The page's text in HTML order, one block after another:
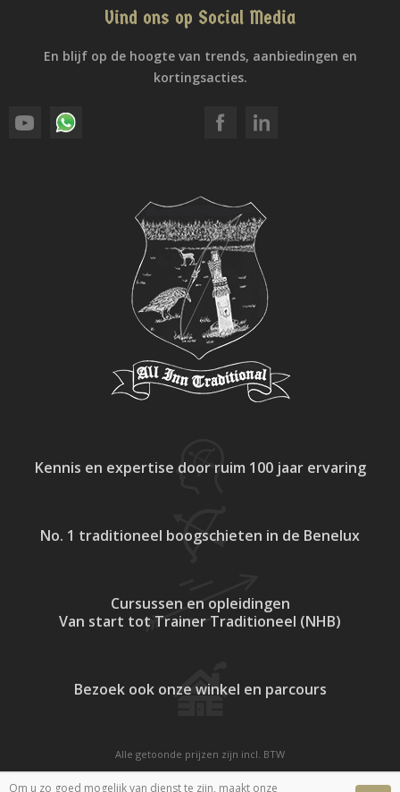
Vind ons op Social Media
En blijf op de hoogte van trends, aanbiedingen en
kortingsacties.
Kennis en expertise door ruim 100 jaar ervaring
No. 1 traditioneel boogschieten in de Benelux
Cursussen en opleidingen
Van start tot Trainer Traditioneel (NHB)
Bezoek ook onze winkel en parcours
Alle getoonde prijzen zijn incl. BTW
Website door
Fastware
Om u zo goed mogelijk van dienst te zijn, maakt onze